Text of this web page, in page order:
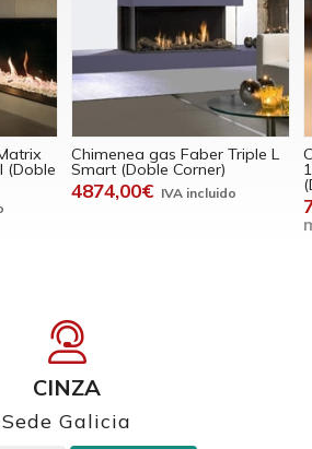
L Chimenea gas True Vision
1050 DC Open Fire Look
(Doble Corner)
7771,00€
CINZA
Sede Galicia